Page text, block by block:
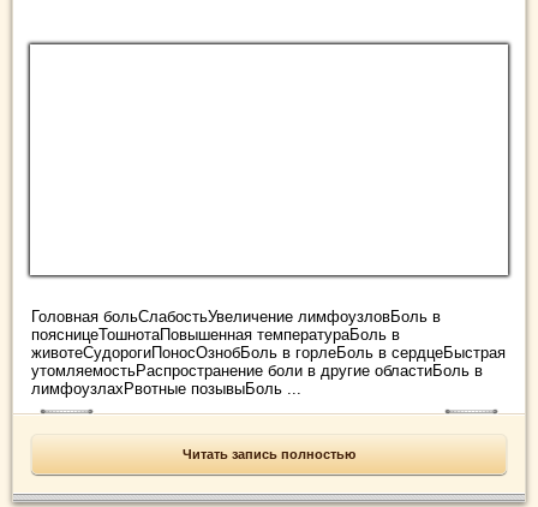
Головная больСлабостьУвеличение лимфоузловБоль в
поясницеТошнотаПовышенная температураБоль в
животеСудорогиПоносОзнобБоль в горлеБоль в сердцеБыстрая
утомляемостьРаспространение боли в другие областиБоль в
лимфоузлахРвотные позывыБоль ...
Читать запись полностью